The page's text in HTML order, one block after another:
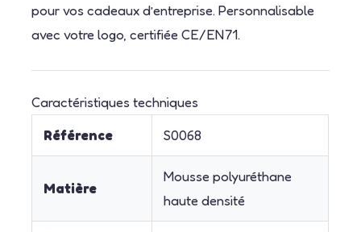
pour vos cadeaux d’entreprise. Personnalisable
avec votre logo, certifiée CE/EN71.
Caractéristiques techniques
Référence
S0068
Matière
Mousse polyuréthane
haute densité